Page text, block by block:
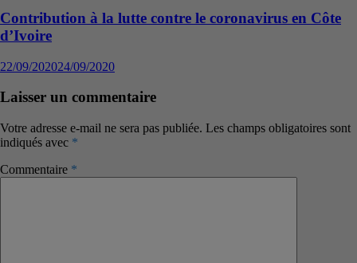
Contribution à la lutte contre le coronavirus en Côte
d’Ivoire
22/09/202024/09/2020
Laisser un commentaire
Votre adresse e-mail ne sera pas publiée. Les champs obligatoires sont
indiqués avec *
Commentaire *